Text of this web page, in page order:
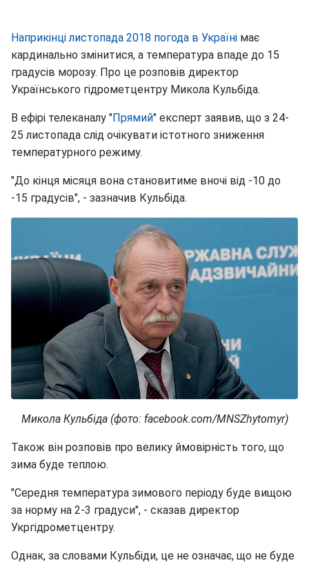
Наприкінці листопада 2018 погода в Україні має
кардинально змінитися, а температура впаде до 15
градусів морозу. Про це розповів директор
Українського гідрометцентру Микола Кульбіда.
В ефірі телеканалу "Прямий" експерт заявив, що з 24-
25 листопада слід очікувати істотного зниження
температурного режиму.
"До кінця місяця вона становитиме вночі від -10 до
-15 градусів", - зазначив Кульбіда.
Микола Кульбіда (фото: facebook.com/MNSZhytomyr)
Також він розповів про велику ймовірність того, що
зима буде теплою.
"Середня температура зимового періоду буде вищою
за норму на 2-3 градуси", - сказав директор
Укргідрометцентру.
Однак, за словами Кульбіди, це не означає, що не буде